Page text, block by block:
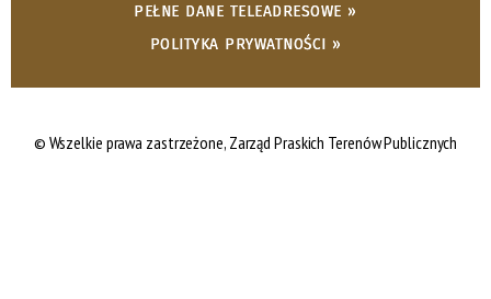
PEŁNE DANE TELEADRESOWE »
POLITYKA PRYWATNOŚCI »
© Wszelkie prawa zastrzeżone, Zarząd Praskich Terenów Publicznych